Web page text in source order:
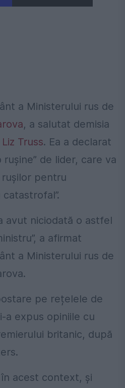
a Ministerului rus de
, a salutat demisia
Liz Truss. Ea a declarat
de lider, care va
pentru
avut niciodată o astfel
a afirmat
a Ministerului rus de
pe rețelele de
a expus opiniile cu
britanic, după
acest context, și